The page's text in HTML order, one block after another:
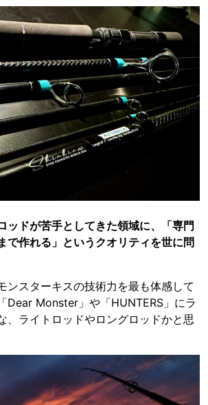
ッドが苦手としてきた領域に、「専門
で作れる」というクオリティを世に問
ンスターキスの技術力を最も体感して
Dear Monster」や「HUNTERS」にラ
、ライトロッドやロングロッドかと思